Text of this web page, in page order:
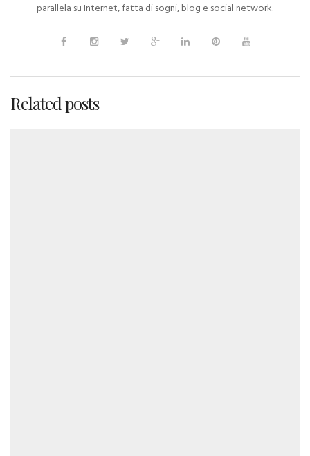
parallela su Internet, fatta di sogni, blog e social network.
Related posts